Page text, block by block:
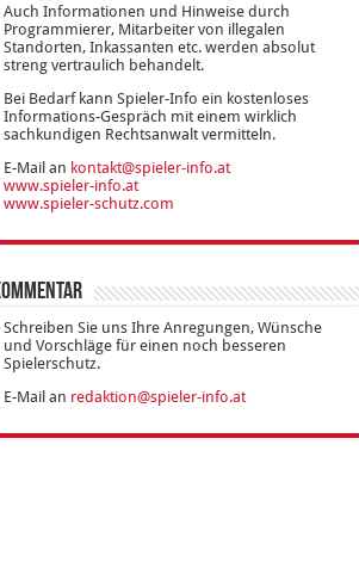
Auch Informationen und Hinweise durch
Programmierer, Mitarbeiter von illegalen
Standorten, Inkassanten etc. werden absolut
streng vertraulich behandelt.
Bei Bedarf kann Spieler-Info ein kostenloses
Informations-Gespräch mit einem wirklich
sachkundigen Rechtsanwalt vermitteln.
E-Mail an kontakt@spieler-info.at
www.spieler-info.at
www.spieler-schutz.com
Schreiben Sie uns Ihre Anregungen, Wünsche
und Vorschläge für einen noch besseren
Spielerschutz.
E-Mail an redaktion@spieler-info.at